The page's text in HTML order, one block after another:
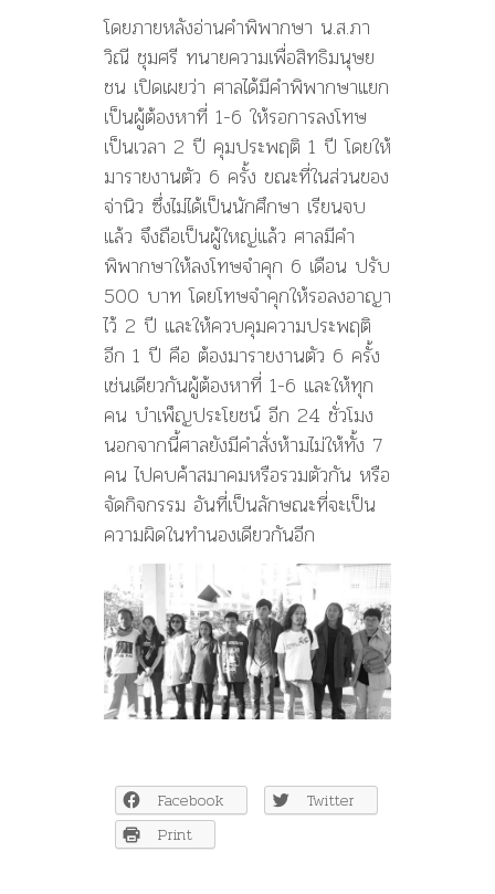
โดยภายหลังอ่านคำพิพากษา น.ส.ภา
วิณี ชุมศรี ทนายความเพื่อสิทธิมนุษย
ชน เปิดเผยว่า ศาลได้มีคำพิพากษาแยก
เป็นผู้ต้องหาที่ 1-6 ให้รอการลงโทษ
เป็นเวลา 2 ปี คุมประพฤติ 1 ปี โดยให้
มารายงานตัว 6 ครั้ง ขณะที่ในส่วนของ
จ่านิว ซึ่งไม่ได้เป็นนักศึกษา เรียนจบ
แล้ว จึงถือเป็นผู้ใหญ่แล้ว ศาลมีคำ
พิพากษาให้ลงโทษจำคุก 6 เดือน ปรับ
500 บาท โดยโทษจำคุกให้รอลงอาญา
ไว้ 2 ปี และให้ควบคุมความประพฤติ
อีก 1 ปี คือ ต้องมารายงานตัว 6 ครั้ง
เช่นเดียวกันผู้ต้องหาที่ 1-6 และให้ทุก
คน บำเพ็ญประโยชน์ อีก 24 ชั่วโมง
นอกจากนี้ศาลยังมีคำสั่งห้ามไม่ให้ทั้ง 7
คน ไปคบค้าสมาคมหรือรวมตัวกัน หรือ
จัดกิจกรรม อันที่เป็นลักษณะที่จะเป็น
ความผิดในทำนองเดียวกันอีก
Facebook
Twitter
Print